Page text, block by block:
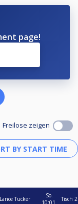
page!
Freilose zeigen
Lance Tucker
So.
10:01
Tisch 2